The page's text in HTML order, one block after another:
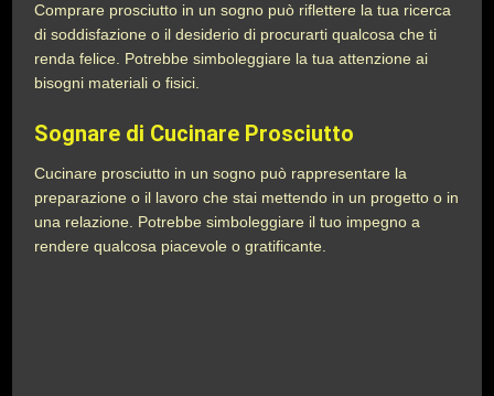
Comprare prosciutto in un sogno può riflettere la tua ricerca
di soddisfazione o il desiderio di procurarti qualcosa che ti
renda felice. Potrebbe simboleggiare la tua attenzione ai
bisogni materiali o fisici.
Sognare di Cucinare Prosciutto
Cucinare prosciutto in un sogno può rappresentare la
preparazione o il lavoro che stai mettendo in un progetto o in
una relazione. Potrebbe simboleggiare il tuo impegno a
rendere qualcosa piacevole o gratificante.